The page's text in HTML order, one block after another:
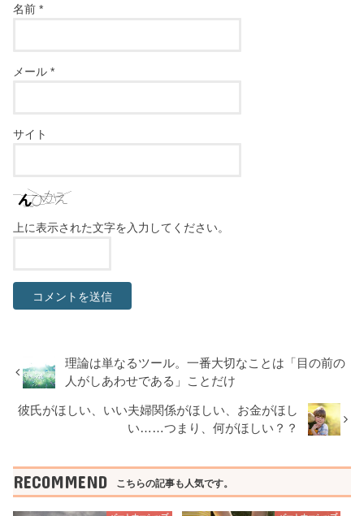
名前*
メール*
サイト
上に表示された文字を入力してください。
理論は単なるツール。一番大切なことは「目の前の
人がしあわせである」ことだけ
彼氏がほしい、いい夫婦関係がほしい、お金がほし
い……つまり、何がほしい？？
RECOMMEND こちらの記事も人気です。